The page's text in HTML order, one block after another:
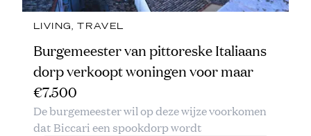
LIVING , TRAVEL
Burgemeester van pittoreske Italiaans
dorp verkoopt woningen voor maar
€7.500
De burgemeester wil op deze wijze voorkomen
dat Biccari een spookdorp wordt